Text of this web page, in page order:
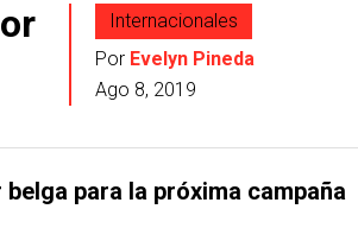
Internacionales
Por Evelyn Pineda
Ago 8, 2019
para la próxima campaña